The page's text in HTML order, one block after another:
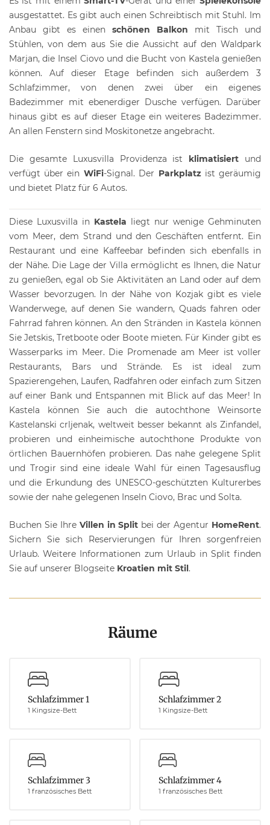
ausgestattet. Es gibt auch einen Schreibtisch mit Stuhl. Im
Anbau gibt es einen schönen Balkon mit Tisch und
Stühlen, von dem aus Sie die Aussicht auf den Waldpark
Marjan, die Insel Ciovo und die Bucht von Kastela genießen
können. Auf dieser Etage befinden sich außerdem 3
Schlafzimmer, von denen zwei über ein eigenes
Badezimmer mit ebenerdiger Dusche verfügen. Darüber
hinaus gibt es auf dieser Etage ein weiteres Badezimmer.
An allen Fenstern sind Moskitonetze angebracht.
Die gesamte Luxusvilla Providenza ist klimatisiert und
verfügt über ein WiFi-Signal. Der Parkplatzist geräumig
und bietet Platz für 6 Autos.
Diese Luxusvilla in Kastela liegt nur wenige Gehminuten
vom Meer, dem Strand und den Geschäften entfernt. Ein
Restaurant und eine Kaffeebar befinden sich ebenfalls in
der Nähe. Die Lage der Villa ermöglicht es Ihnen, die Natur
zu genießen, egal ob Sie Aktivitäten an Land oder auf dem
Wasser bevorzugen. In der Nähe von Kozjak gibt es viele
Wanderwege, auf denen Sie wandern, Quads fahren oder
Fahrrad fahren können. An den Stränden in Kastela können
Sie Jetskis, Tretboote oder Boote mieten. Für Kinder gibt es
Wasserparks im Meer. Die Promenade am Meer ist voller
Restaurants, Bars und Strände. Es ist ideal zum
Spazierengehen, Laufen, Radfahren oder einfach zum Sitzen
auf einer Bank und Entspannen mit Blick auf das Meer! In
Kastela können Sie auch die autochthone Weinsorte
Kastelanski crljenak, weltweit besser bekannt als Zinfandel,
probieren und einheimische autochthone Produkte von
örtlichen Bauernhöfen probieren. Das nahe gelegene Split
und Trogir sind eine ideale Wahl für einen Tagesausflug
und die Erkundung des UNESCO-geschützten Kulturerbes
sowie der nahe gelegenen Inseln Ciovo, Brac und Solta.
Buchen Sie Ihre Villen in Split bei der Agentur HomeRent.
Sichern Sie sich Reservierungen für Ihren sorgenfreien
Urlaub. Weitere Informationen zum Urlaub in Split finden
Sie auf unserer Blogseite Kroatien mit Stil .
Räume
Schlafzimmer 1
1 Kingsize-Bett
Schlafzimmer 2
1 Kingsize-Bett
Schlafzimmer 3
1 französisches Bett
Schlafzimmer 4
1 französisches Bett